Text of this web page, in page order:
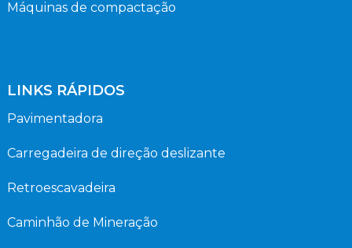
Máquinas de compactação
LINKS RÁPIDOS
Pavimentadora
Carregadeira de direção deslizante
Retroescavadeira
Caminhão de Mineração